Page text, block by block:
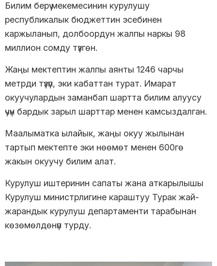
Билим берүү мекемесинин курулушу
республикалык бюджеттин эсебинен
каржыланып, долбоордун жалпы наркы 98
миллион сомду түзгөн.
Жаңы мектептин жалпы аянты 1246 чарчы
метрди түзүп, эки кабаттан турат. Имарат
окуучулардын заманбап шартта билим алуусу
үчүн бардык зарыл шарттар менен камсыздалган.
Маалыматка ылайык, жаңы окуу жылынан
тартып мектепте эки нөөмөт менен 600гө
жакын окуучу билим алат.
Курулуш иштеринин сапаты жана аткарылышы
Курулуш министрлигине караштуу Турак жай-
жарандык курулуш департаменти тарабынан
көзөмөлдөнүп турду.